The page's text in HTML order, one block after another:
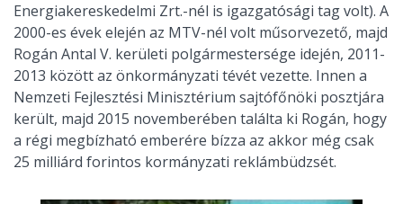
Energiakereskedelmi Zrt.-nél is igazgatósági tag volt). A
2000-es évek elején az MTV-nél volt műsorvezető, majd
Rogán Antal V. kerületi polgármestersége idején, 2011-
2013 között az önkormányzati tévét vezette. Innen a
Nemzeti Fejlesztési Minisztérium sajtófőnöki posztjára
került, majd 2015 novemberében találta ki Rogán, hogy
a régi megbízható emberére bízza az akkor még csak
25 milliárd forintos kormányzati reklámbüdzsét.